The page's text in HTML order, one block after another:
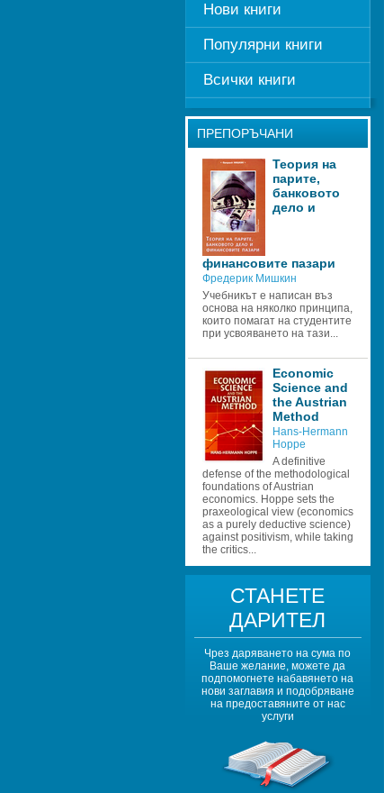
Нови книги
Популярни книги
Всички книги
ПРЕПОРЪЧАНИ
Теория на
парите,
банковото
дело и
финансовите пазари
Фредерик Мишкин
Учебникът е написан въз
основа на няколко принципа,
които помагат на студентите
при усвояването на тази...
Economic
Science and
the Austrian
Method
Hans-Hermann
Hoppe
A definitive
defense of the methodological
foundations of Austrian
economics. Hoppe sets the
praxeological view (economics
as a purely deductive science)
against positivism, while taking
the critics...
СТАНЕТЕ
ДАРИТЕЛ
Чрез даряването на сума по
Ваше желание, можете да
подпомогнете набавянето на
нови заглавия и подобряване
на предоставяните от нас
услуги